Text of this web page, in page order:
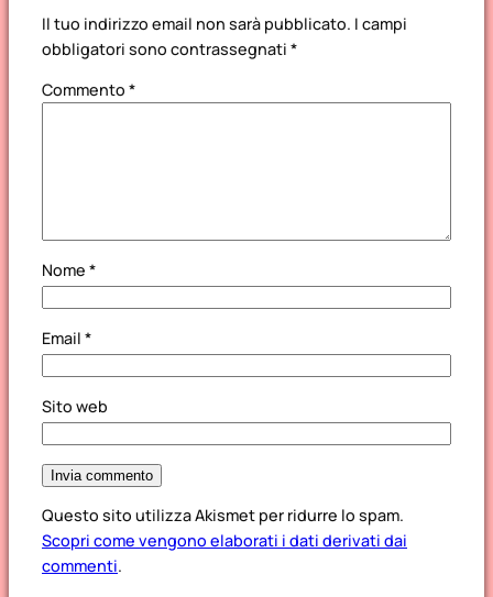
Il tuo indirizzo email non sarà pubblicato. I campi
obbligatori sono contrassegnati *
Commento *
Nome *
Email *
Sito web
Questo sito utilizza Akismet per ridurre lo spam.
Scopri come vengono elaborati i dati derivati dai
commenti.